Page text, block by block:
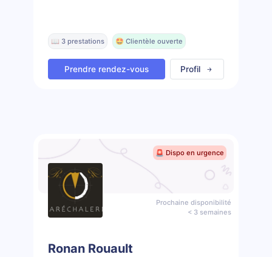
📖 3 prestations 🤩 Clientèle ouverte
Prendre rendez-vous Profil
🚨 Dispo en urgence
Prochaine disponibilité
< 3 semaines
Ronan Rouault